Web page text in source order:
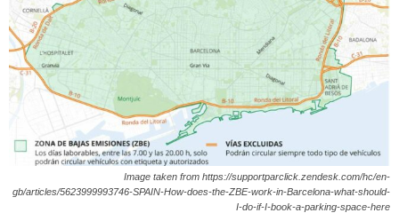
Image taken from https://supportparclick.zendesk.com/hc/en-
gb/articles/5623999993746-SPAIN-How-does-the-ZBE-work-in-Barcelona-what-should-
I-do-if-I-book-a-parking-space-here